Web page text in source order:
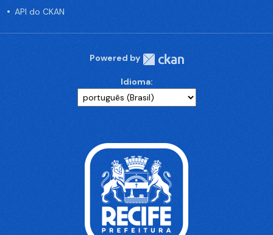
API do CKAN
Powered by
Idioma